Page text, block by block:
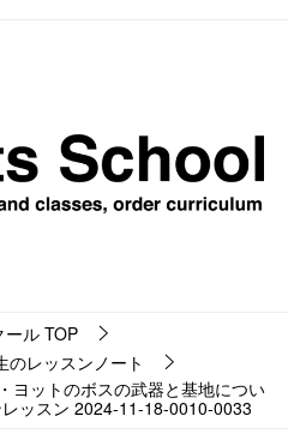
ール TOP
のレッスンノート
ヨットのボスの武器と基地につい
ッスン 2024-11-18-0010-0033